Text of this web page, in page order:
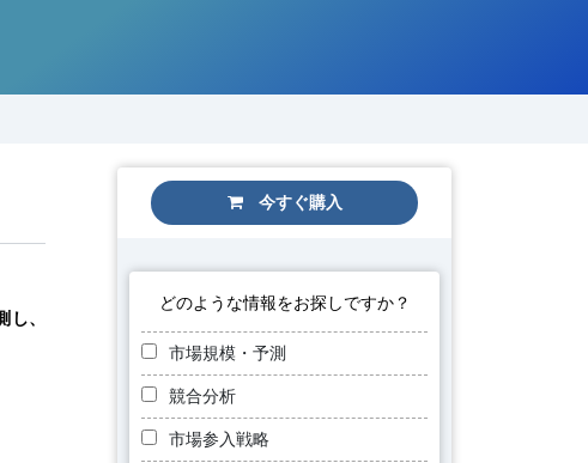
、
今すぐ購入
どのような情報をお探しですか？
市場規模・予測
競合分析
市場参入戦略